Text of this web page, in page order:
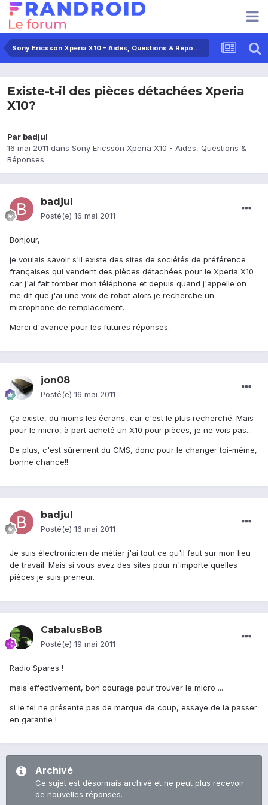
Sony Ericsson Xperia X10 - Aides, Questions & Réponses
Existe-t-il des pièces détachées Xperia
X10?
Par badjul
16 mai 2011 dans Sony Ericsson Xperia X10 - Aides, Questions &
Réponses
badjul
Posté(e) 16 mai 2011
Bonjour,
je voulais savoir s'il existe des sites de sociétés de préférence
françaises qui vendent des pièces détachées pour le Xperia X10
car j'ai fait tomber mon téléphone et depuis quand j'appelle on
me dit que j'ai une voix de robot alors je recherche un
microphone de remplacement.
Merci d'avance pour les futures réponses.
jon08
Posté(e) 16 mai 2011
Ça existe, du moins les écrans, car c'est le plus recherché. Mais
pour le micro, à part acheté un X10 pour pièces, je ne vois pas...
De plus, c'est sûrement du CMS, donc pour le changer toi-même,
bonne chance!!
badjul
Posté(e) 16 mai 2011
Je suis électronicien de métier j'ai tout ce qu'il faut sur mon lieu
de travail. Mais si vous avez des sites pour n'importe quelles
pièces je suis preneur.
CabalusBoB
Posté(e) 19 mai 2011
Radio Spares !
mais effectivement, bon courage pour trouver le micro ...
si le tel ne présente pas de marque de coup, essaye de la passer
en garantie !
Archivé
Ce sujet est désormais archivé et ne peut plus recevoir
de nouvelles réponses.